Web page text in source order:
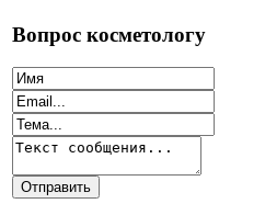
Вопрос косметологу